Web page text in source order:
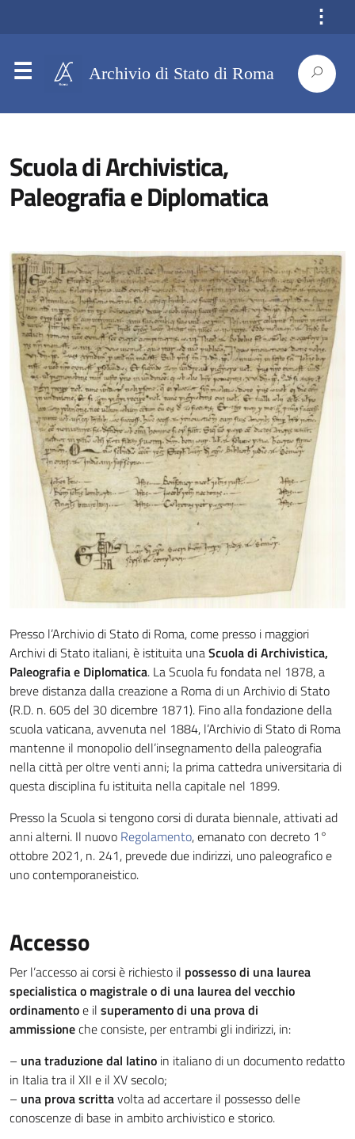
⋮
Archivio di Stato di Roma
Scuola di Archivistica,
Paleografia e Diplomatica
Presso l’Archivio di Stato di Roma, come presso i maggiori
Archivi di Stato italiani, è istituita unaScuola di Archivistica,
Paleografia e Diplomatica. La Scuola fu fondata nel 1878, a
breve distanza dalla creazione a Roma di un Archivio di Stato
(R.D. n. 605 del 30 dicembre 1871). Fino alla fondazione della
scuola vaticana, avvenuta nel 1884, l’Archivio di Stato di Roma
mantenne il monopolio dell’insegnamento della paleografia
nella città per oltre venti anni; la prima cattedra universitaria di
questa disciplina fu istituita nella capitale nel 1899.
Presso la Scuola si tengono corsi di durata biennale, attivati ad
anni alterni. Il nuovo Regolamento, emanato con decreto 1°
ottobre 2021, n. 241, prevede due indirizzi, uno paleografico e
uno contemporaneistico.
Accesso
Per l’accesso ai corsi è richiesto il possesso di una laurea
specialistica o magistrale o di una laurea del vecchio
ordinamentoe il superamento di una prova di
ammissioneche consiste, per entrambi gli indirizzi, in:
– una traduzione dal latino in italiano di un documento redatto
in Italia tra il XII e il XV secolo;
– una prova scrittavolta ad accertare il possesso delle
conoscenze di base in ambito archivistico e storico.